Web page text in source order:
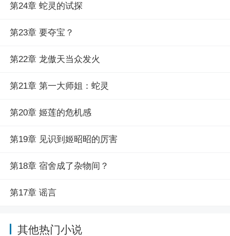
第24章 蛇灵的试探
第23章 要夺宝？
第22章 龙傲天当众发火
第21章 第一大师姐：蛇灵
第20章 姬莲的危机感
第19章 见识到姬昭昭的厉害
第18章 宿舍成了杂物间？
第17章 谣言
其他热门小说